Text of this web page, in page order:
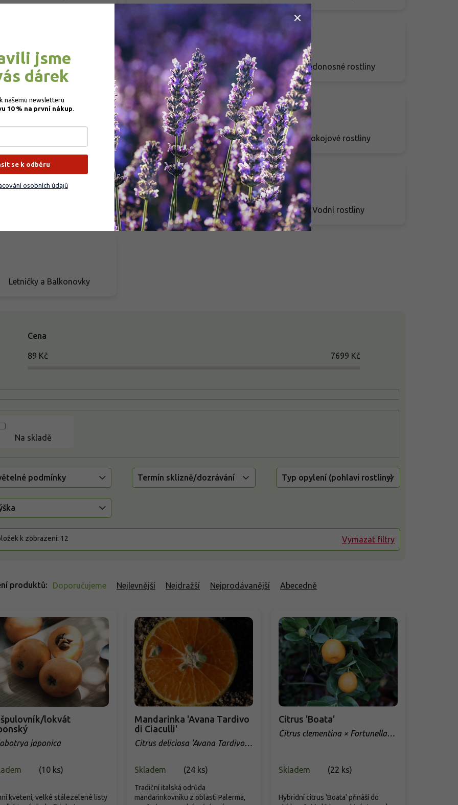
Živé ploty Stálezelené rostliny Medonosné rostliny
Vřesy a vřesovce Pokojové rostliny
Dárkové poukazy Vodní rostliny
Letničky a Balkonovky
produktů Doporučujeme Nejlevnější Nejdražší Nejprodávanější Abecedně
Cena
89 Kč 7699 Kč
Na skladě
podmínky Termín sklizně/dozrávání Typ opylení (pohlaví rostliny)
Vymazat filtry
k zobrazení: 12
lokvát
japonica
(10 ks)
kvetení, velké stálezelené listy
Mandarinka 'Avana Tardivo
di Ciaculli'
Citrus deliciosa 'Avana Tardivo di
Skladem
(24 ks)
Tradiční italská odrůda
mandarinkovníku z oblasti Palerma,
Citrus 'Boata'
Citrus clementina × Fortunella
Skladem (22 ks)
Hybridní citrus 'Boata' přináší do
jsme
dárek
našemu newsletteru
10 % na první nákup.
se k odběru
osobních údajů